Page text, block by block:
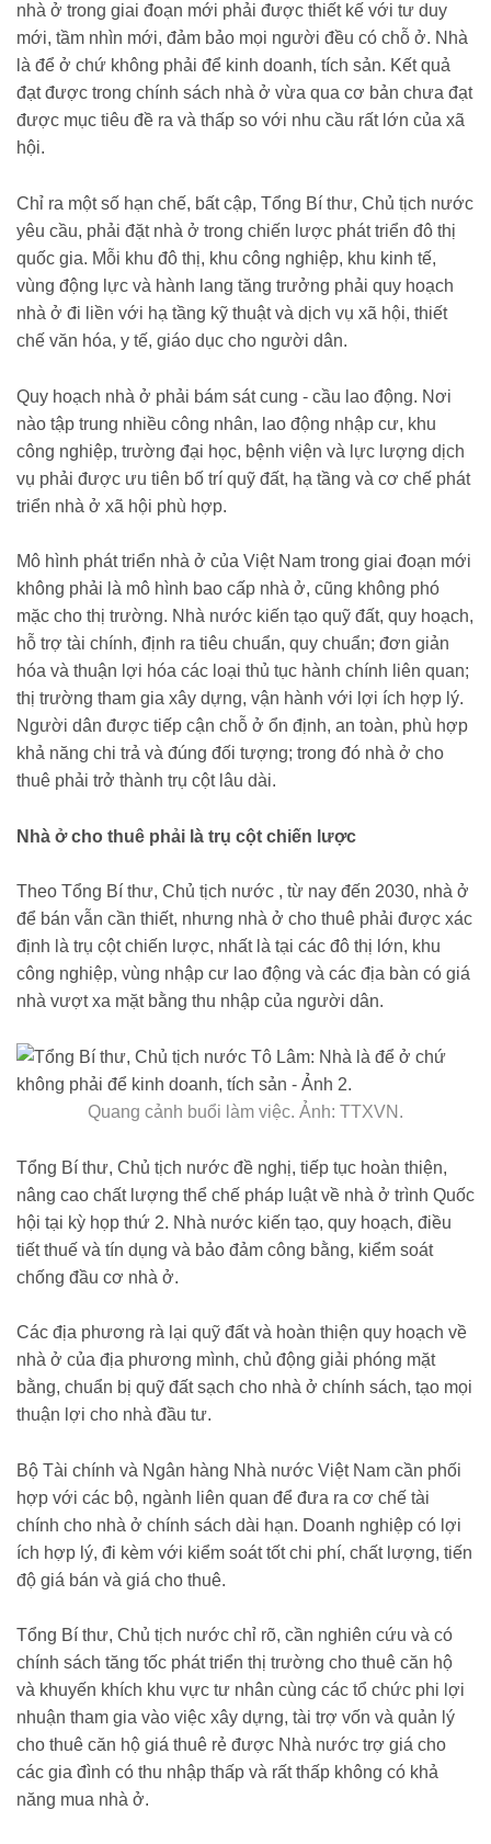
nhà ở trong giai đoạn mới phải được thiết kế với tư duy
mới, tầm nhìn mới, đảm bảo mọi người đều có chỗ ở. Nhà
là để ở chứ không phải để kinh doanh, tích sản. Kết quả
đạt được trong chính sách nhà ở vừa qua cơ bản chưa đạt
được mục tiêu đề ra và thấp so với nhu cầu rất lớn của xã
hội.
Chỉ ra một số hạn chế, bất cập, Tổng Bí thư, Chủ tịch nước
yêu cầu, phải đặt nhà ở trong chiến lược phát triển đô thị
quốc gia. Mỗi khu đô thị, khu công nghiệp, khu kinh tế,
vùng động lực và hành lang tăng trưởng phải quy hoạch
nhà ở đi liền với hạ tầng kỹ thuật và dịch vụ xã hội, thiết
chế văn hóa, y tế, giáo dục cho người dân.
Quy hoạch nhà ở phải bám sát cung - cầu lao động. Nơi
nào tập trung nhiều công nhân, lao động nhập cư, khu
công nghiệp, trường đại học, bệnh viện và lực lượng dịch
vụ phải được ưu tiên bố trí quỹ đất, hạ tầng và cơ chế phát
triển nhà ở xã hội phù hợp.
Mô hình phát triển nhà ở của Việt Nam trong giai đoạn mới
không phải là mô hình bao cấp nhà ở, cũng không phó
mặc cho thị trường. Nhà nước kiến tạo quỹ đất, quy hoạch,
hỗ trợ tài chính, định ra tiêu chuẩn, quy chuẩn; đơn giản
hóa và thuận lợi hóa các loại thủ tục hành chính liên quan;
thị trường tham gia xây dựng, vận hành với lợi ích hợp lý.
Người dân được tiếp cận chỗ ở ổn định, an toàn, phù hợp
khả năng chi trả và đúng đối tượng; trong đó nhà ở cho
thuê phải trở thành trụ cột lâu dài.
Nhà ở cho thuê phải là trụ cột chiến lược
Theo Tổng Bí thư, Chủ tịch nước , từ nay đến 2030, nhà ở
để bán vẫn cần thiết, nhưng nhà ở cho thuê phải được xác
định là trụ cột chiến lược, nhất là tại các đô thị lớn, khu
công nghiệp, vùng nhập cư lao động và các địa bàn có giá
nhà vượt xa mặt bằng thu nhập của người dân.
Quang cảnh buổi làm việc. Ảnh: TTXVN.
Tổng Bí thư, Chủ tịch nước đề nghị, tiếp tục hoàn thiện,
nâng cao chất lượng thể chế pháp luật về nhà ở trình Quốc
hội tại kỳ họp thứ 2. Nhà nước kiến tạo, quy hoạch, điều
tiết thuế và tín dụng và bảo đảm công bằng, kiểm soát
chống đầu cơ nhà ở.
Các địa phương rà lại quỹ đất và hoàn thiện quy hoạch về
nhà ở của địa phương mình, chủ động giải phóng mặt
bằng, chuẩn bị quỹ đất sạch cho nhà ở chính sách, tạo mọi
thuận lợi cho nhà đầu tư.
Bộ Tài chính và Ngân hàng Nhà nước Việt Nam cần phối
hợp với các bộ, ngành liên quan để đưa ra cơ chế tài
chính cho nhà ở chính sách dài hạn. Doanh nghiệp có lợi
ích hợp lý, đi kèm với kiểm soát tốt chi phí, chất lượng, tiến
độ giá bán và giá cho thuê.
Tổng Bí thư, Chủ tịch nước chỉ rõ, cần nghiên cứu và có
chính sách tăng tốc phát triển thị trường cho thuê căn hộ
và khuyến khích khu vực tư nhân cùng các tổ chức phi lợi
nhuận tham gia vào việc xây dựng, tài trợ vốn và quản lý
cho thuê căn hộ giá thuê rẻ được Nhà nước trợ giá cho
các gia đình có thu nhập thấp và rất thấp không có khả
năng mua nhà ở.